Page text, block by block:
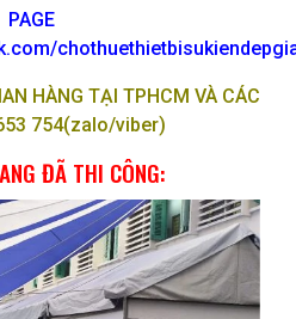
PAGE
HÀNG TẠI TPHCM VÀ CÁC
754(zalo/viber)
ĐÃ THI CÔNG: